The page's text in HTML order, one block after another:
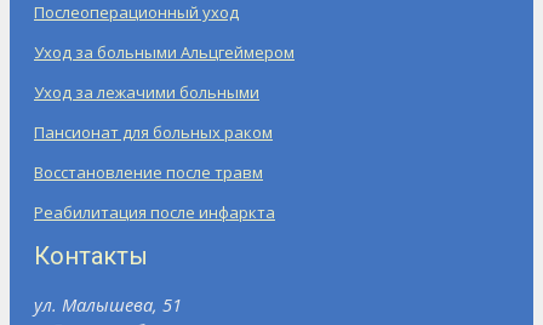
Послеоперационный уход
Уход за больными Альцгеймером
Уход за лежачими больными
Пансионат для больных раком
Восстановление после травм
Реабилитация после инфаркта
Контакты
ул. Малышева, 51